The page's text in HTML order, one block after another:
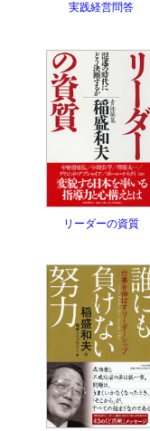
実践経営問答
リーダーの資質